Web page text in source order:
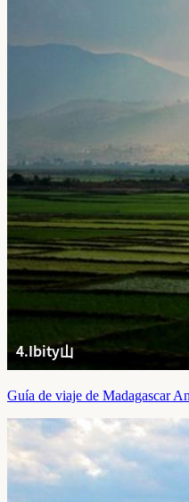
Guía de viaje de Madagascar